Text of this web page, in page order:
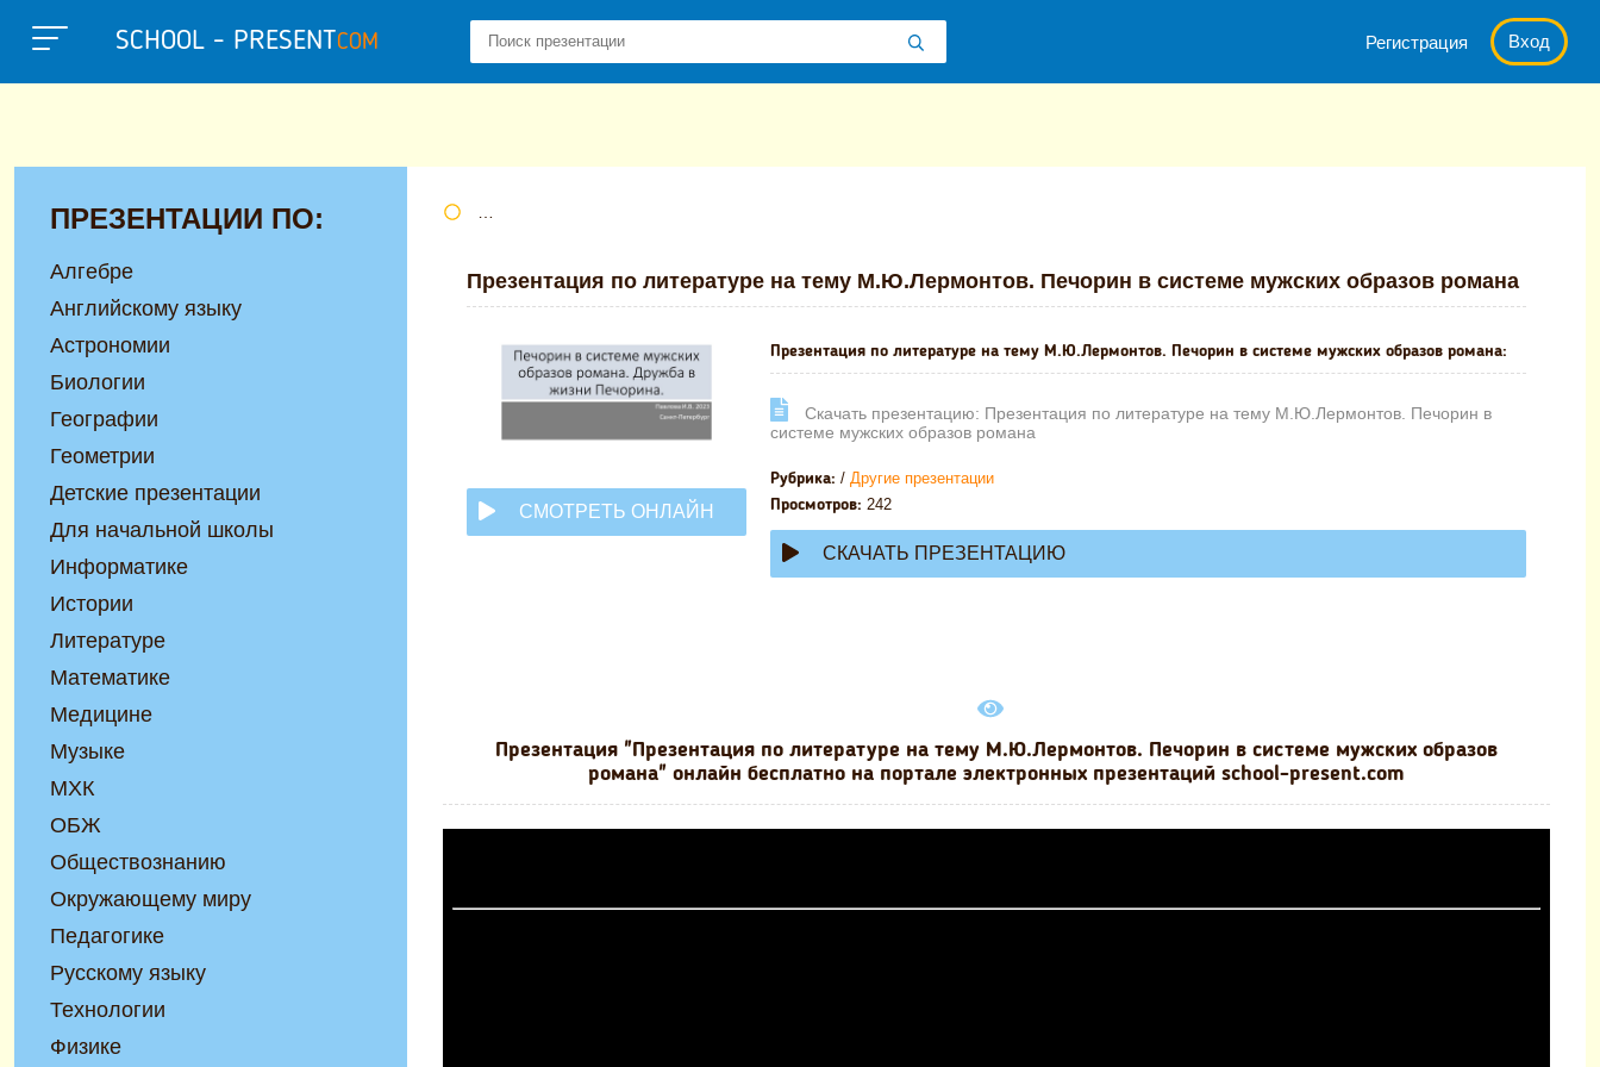
SCHOOL - PRESENTCOM Регистрация Вход
Презентация по литературе на тему М.Ю.Лермонтов. Печорин в системе мужских образов романа
СМОТРЕТЬ ОНЛАЙН
Презентация по литературе на тему М.Ю.Лермонтов. Печорин в системе мужских образов романа:
Cкачать презентацию: Презентация по литературе на тему М.Ю.Лермонтов. Печорин в
системе мужских образов романа
Рубрика: / Другие презентации
Просмотров: 242
СКАЧАТЬ ПРЕЗЕНТАЦИЮ
Презентация "Презентация по литературе на тему М.Ю.Лермонтов. Печорин в системе мужских образов
романа" онлайн бесплатно на портале электронных презентаций school-present.com
ПРЕЗЕНТАЦИИ ПО:
Алгебре
Английскому языку
Астрономии
Биологии
Географии
Геометрии
Детские презентации
Для начальной школы
Информатике
Истории
Литературе
Математике
Медицине
Музыке
МХК
ОБЖ
Обществознанию
Окружающему миру
Педагогике
Русскому языку
Технологии
Физике